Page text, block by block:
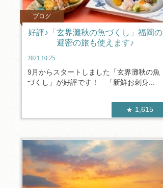
ブログ
好評♪「玄界灘秋の魚づくし」福岡の
避密の旅も使えます♪
2021.10.25
9月からスタートしました「玄界灘秋の魚
づくし」が好評です！ 「新鮮お刺身...
1,615